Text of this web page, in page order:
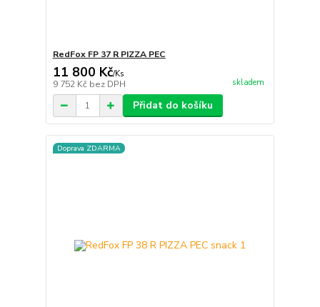
RedFox FP 37 R PIZZA PEC
11 800 Kč/Ks
9 752 Kč bez DPH skladem
Přidat do košíku
Doprava ZDARMA